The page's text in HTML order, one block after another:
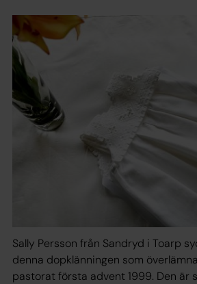
Sally Persson från Sandryd i Toarp
denna dopklänningen som
pastorat första advent 1999. Den är